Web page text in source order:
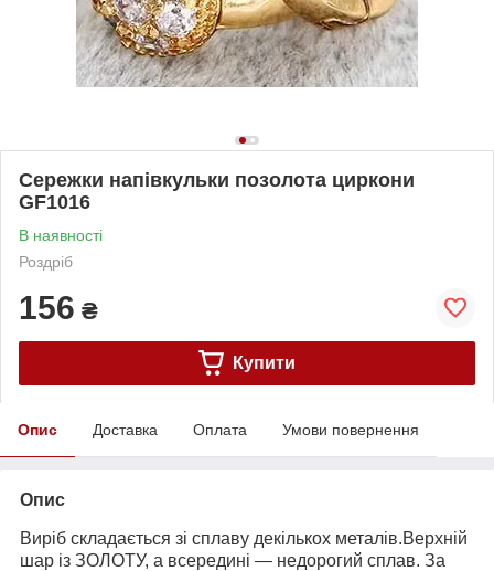
Сережки напівкульки позолота циркони
GF1016
В наявності
Роздріб
156 ₴
Купити
Опис Доставка Оплата Умови повернення
Опис
Виріб складається зі сплаву декількох металів.Верхній
шар із ЗОЛОТУ, а всередині — недорогий сплав. За